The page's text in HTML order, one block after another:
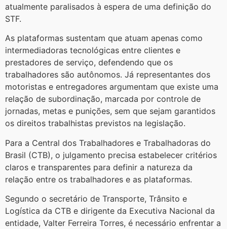
atualmente paralisados à espera de uma definição do
STF.
As plataformas sustentam que atuam apenas como
intermediadoras tecnológicas entre clientes e
prestadores de serviço, defendendo que os
trabalhadores são autônomos. Já representantes dos
motoristas e entregadores argumentam que existe uma
relação de subordinação, marcada por controle de
jornadas, metas e punições, sem que sejam garantidos
os direitos trabalhistas previstos na legislação.
Para a Central dos Trabalhadores e Trabalhadoras do
Brasil (CTB), o julgamento precisa estabelecer critérios
claros e transparentes para definir a natureza da
relação entre os trabalhadores e as plataformas.
Segundo o secretário de Transporte, Trânsito e
Logística da CTB e dirigente da Executiva Nacional da
entidade, Valter Ferreira Torres, é necessário enfrentar a